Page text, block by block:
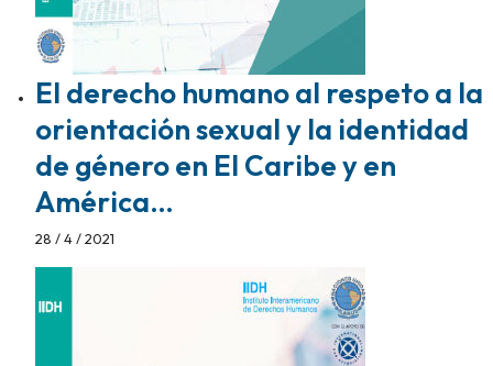
El derecho humano al respeto a la
orientación sexual y la identidad
de género en El Caribe y en
América…
28 / 4 / 2021